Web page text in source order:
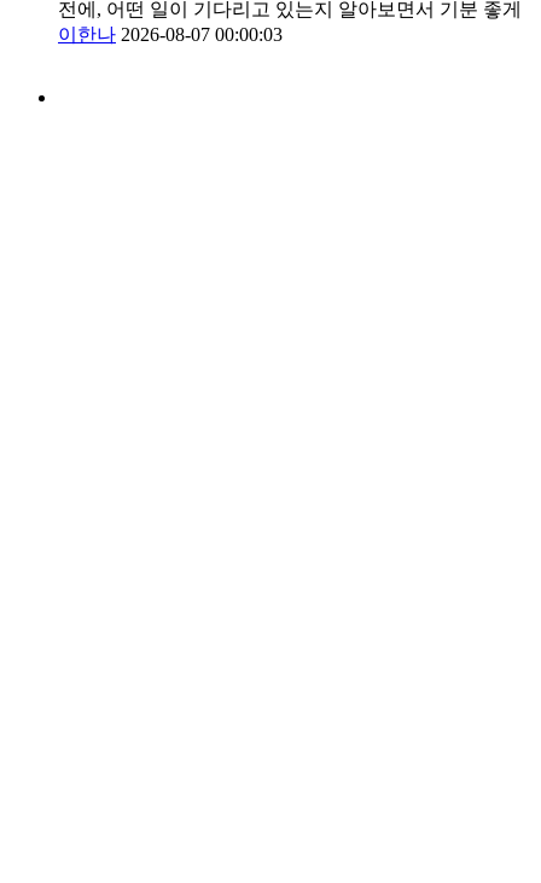
전에, 어떤 일이 기다리고 있는지 알아보면서 기분 좋게
이한나 2026-08-07 00:00:03